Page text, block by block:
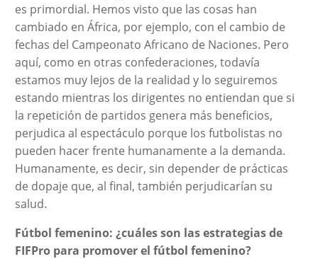
es primordial. Hemos visto que las cosas han
cambiado en África, por ejemplo, con el cambio de
fechas del Campeonato Africano de Naciones. Pero
aquí, como en otras confederaciones, todavía
estamos muy lejos de la realidad y lo seguiremos
estando mientras los dirigentes no entiendan que si
la repetición de partidos genera más beneficios,
perjudica al espectáculo porque los futbolistas no
pueden hacer frente humanamente a la demanda.
Humanamente, es decir, sin depender de prácticas
de dopaje que, al final, también perjudicarían su
salud.
Fútbol femenino: ¿cuáles son las estrategias de
FIFPro para promover el fútbol femenino?